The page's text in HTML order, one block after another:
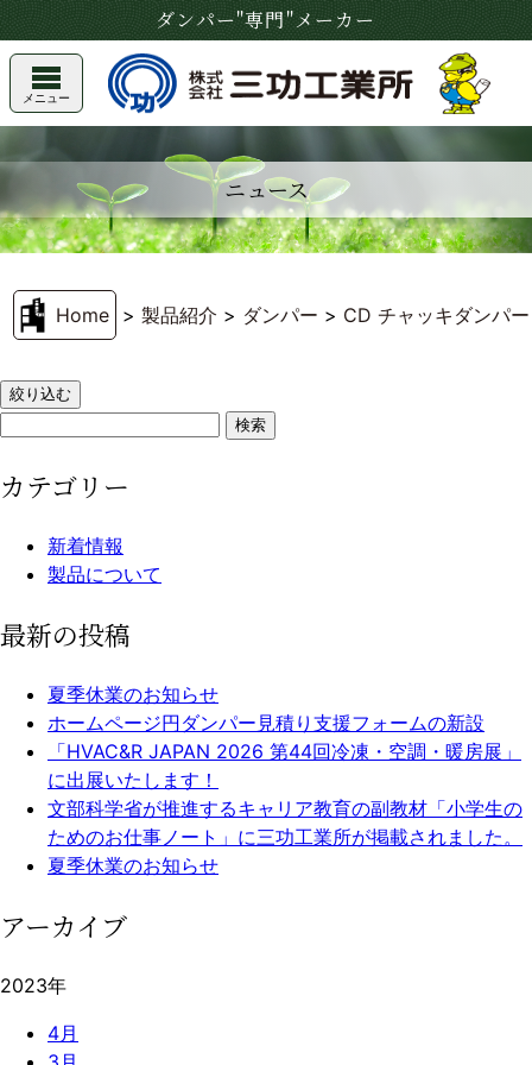
ダンパー"専門"メーカー
メニュー
ニュース
Home >製品紹介 > ダンパー > CD チャッキダンパ
絞り込む
カテゴリー
新着情報
製品について
最新の投稿
夏季休業のお知らせ
ホームページ円ダンパー見積り支援フォームの新設
「HVAC&R JAPAN 2026 第44回冷凍・空調・暖房展」
に出展いたします！
文部科学省が推進するキャリア教育の副教材「小学生の
ためのお仕事ノート」に三功工業所が掲載されました。
夏季休業のお知らせ
アーカイブ
2023年
4月